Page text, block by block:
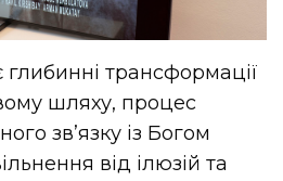
трансформації
шляху, процес
зв’язку із Богом
від ілюзій та